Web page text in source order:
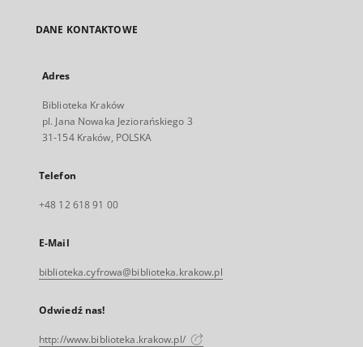
DANE KONTAKTOWE
Adres
Biblioteka Kraków
pl. Jana Nowaka Jeziorańskiego 3
31-154 Kraków, POLSKA
Telefon
+48 12 618 91 00
E-Mail
biblioteka.cyfrowa@biblioteka.krakow.pl
Odwiedź nas!
http://www.biblioteka.krakow.pl/